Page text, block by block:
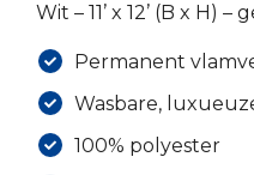
Wit – 11’ x 12’ (B x H) –
Permanent
Wasbare,
100% polyester